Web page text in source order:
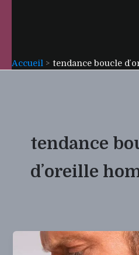
Accueil tendance boucle
tendance
dʼoreille